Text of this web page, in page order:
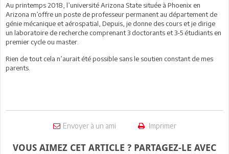
Au printemps 2018, l’université Arizona State située à Phoenix en
Arizona m’offre un poste de professeur permanent au département de
génie mécanique et aérospatial, Depuis, je donne des cours et je dirige
un laboratoire de recherche comprenant 3 doctorants et 3-5 étudiants en
premier cycle ou master.
Rien de tout cela n’aurait été possible sans le soutien constant de mes
parents.
Envoyer à un ami Imprimer
VOUS AIMEZ CET ARTICLE ? PARTAGEZ-LE AVEC